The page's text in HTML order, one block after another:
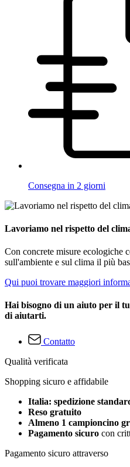
Consegna in 2 giorni
Lavoriamo nel rispetto del
Con concrete misure ecologiche
sull'ambiente e sul clima il più
Qui puoi trovare maggiori
Hai bisogno di un aiuto per il
di aiutarti.
Contatto
Qualità verificata
Shopping sicuro e affidabile
Italia: spedizione
Reso gratuito
Almeno 1 campioncino
Pagamento sicuro con
Pagamento sicuro attraverso